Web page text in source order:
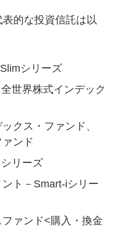
的な投資信託は以
シリーズ
世界株式インデック
クス・ファンド、
ンド
リーズ
ト－Smart-iシリー
ァンド<購入・換金